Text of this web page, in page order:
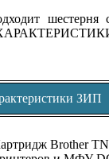
шестерня
ЗИП
Brother